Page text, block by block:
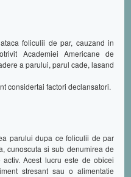
foliculii de par, cauzand in
Academiei Americane de
a parului, parul cade, lasand
considertai factori declansatori.
parului dupa ce foliculii de par
cunoscuta si sub denumirea de
Acest lucru este de obicei
stresant sau o alimentatie